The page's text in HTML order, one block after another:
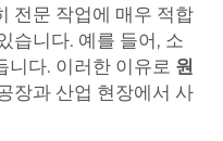
전문 작업에 매우 적합
습니다. 예를 들어, 소
니다. 이러한 이유로 원
장과 산업 현장에서 사